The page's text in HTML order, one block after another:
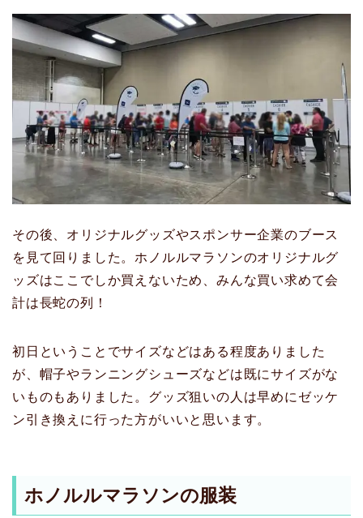
その後、オリジナルグッズやスポンサー企業のブース
を見て回りました。ホノルルマラソンのオリジナルグ
ッズはここでしか買えないため、みんな買い求めて会
計は長蛇の列！
初日ということでサイズなどはある程度ありました
が、帽子やランニングシューズなどは既にサイズがな
いものもありました。グッズ狙いの人は早めにゼッケ
ン引き換えに行った方がいいと思います。
ホノルルマラソンの服装